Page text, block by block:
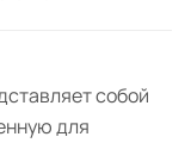
собой
для